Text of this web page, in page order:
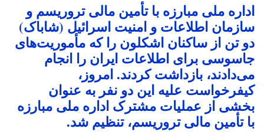
اداره ملی مبارزه با تأمین مالی تروریسم و
سازمان اطلاعات و امنیت اسرائیل (شاباک)
دو تن از ساکنان اشکلون را که مأموریت‌های
جاسوسی برای اطلاعات ایران را انجام
می‌دادند، بازداشت کردند. امروز،
کیفرخواست علیه این دو نفر به عنوان
بخشی از عملیات مشترک اداره ملی مبارزه
با تأمین مالی تروریسم، تنظیم شد.